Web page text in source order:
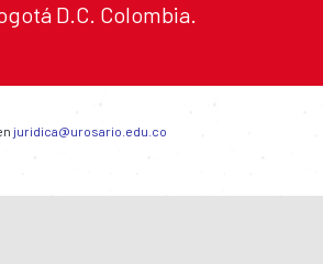
D.C. Colombia.
juridica@urosario.edu.co